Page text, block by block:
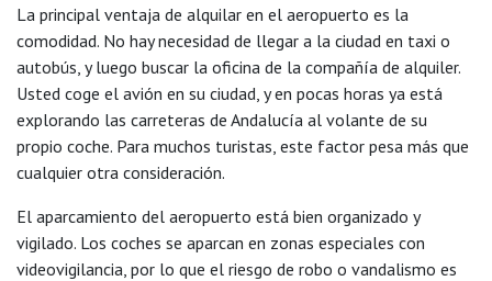
La principal ventaja de alquilar en el aeropuerto es la
comodidad. No hay necesidad de llegar a la ciudad en taxi o
autobús, y luego buscar la oficina de la compañía de alquiler.
Usted coge el avión en su ciudad, y en pocas horas ya está
explorando las carreteras de Andalucía al volante de su
propio coche. Para muchos turistas, este factor pesa más que
cualquier otra consideración.
El aparcamiento del aeropuerto está bien organizado y
vigilado. Los coches se aparcan en zonas especiales con
videovigilancia, por lo que el riesgo de robo o vandalismo es